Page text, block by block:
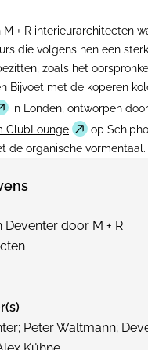
+ R interieurarchitecten
die volgens hen een
zoals het
Bijvoet met de koperen
in Londen, ontworpen
ClubLounge
op
de organische vormentaal.
door M + R
Peter Waltmann;